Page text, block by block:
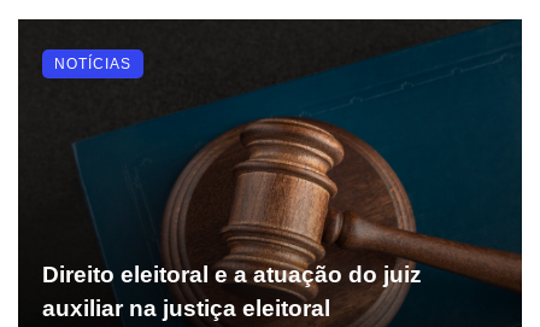
Direito eleitoral e a atuação do juiz
auxiliar na justiça eleitoral
NOTÍCIAS